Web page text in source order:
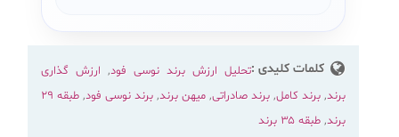
کلمات کلیدی :تحلیل ارزش برند نوسی فود, ارزش گذاری
برند, برند کامل,برند صادراتی,میهن برند,برند نوسی فود,
طبقه ۲۹
برند, طبقه ۳۵ برند